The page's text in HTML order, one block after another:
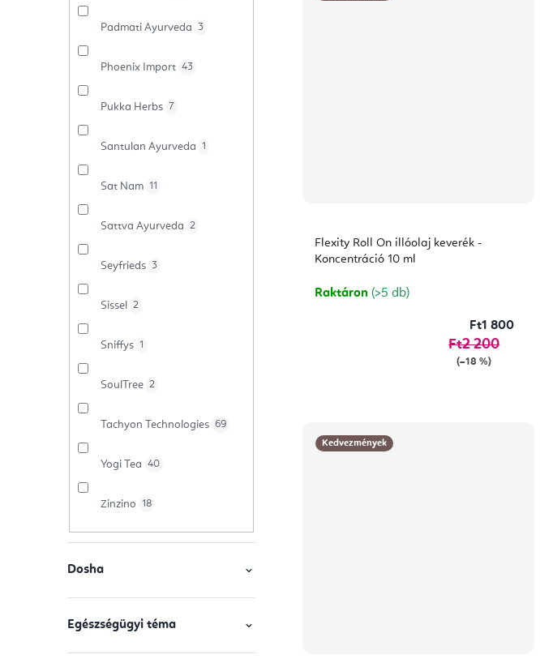
Padmati Ayurveda 3
Phoenix Import 43
Pukka Herbs 7
Santulan Ayurveda 1
Sat Nam 11
Sattva Ayurveda 2
Seyfrieds 3
Sissel 2
Sniffys 1
SoulTree 2
Tachyon Technologies 69
Yogi Tea 40
Zinzino 18
Dosha
Egészségügyi téma
Flexity Roll On illóolaj keverék -
Koncentráció 10 ml
Raktáron (>5 db)
Ft1 800
Ft2 200
(–18 %)
Kedvezmények